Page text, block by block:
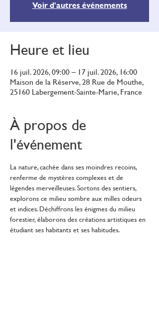
Voir d'autres événements
Heure et lieu
16 juil. 2026, 09:00 – 17 juil. 2026, 16:00
Maison de la Réserve, 28 Rue de Mouthe,
25160 Labergement-Sainte-Marie, France
À propos de
l'événement
La nature, cachée dans ses moindres recoins,
renferme de mystères complexes et de
légendes merveilleuses. Sortons des sentiers,
explorons ce milieu sombre aux milles odeurs
et indices. Déchiffrons les énigmes du milieu
forestier, élaborons des créations artistiques en
étudiant ses habitants et ses habitudes.